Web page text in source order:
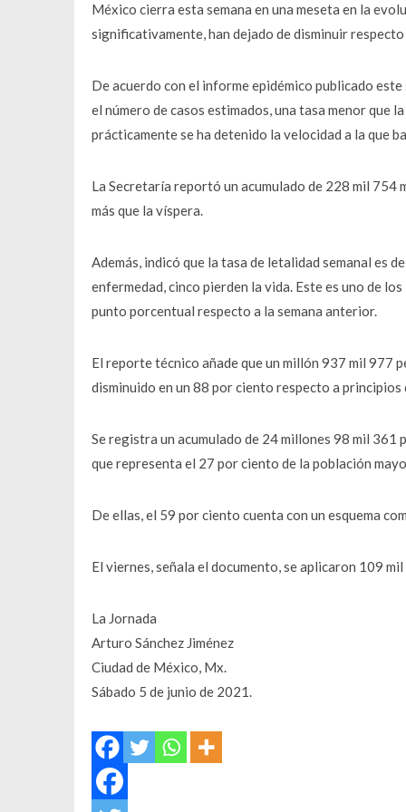
México cierra esta semana en una meseta en la
significativamente, han dejado de disminuir respecto
De acuerdo con el informe epidémico publicado
el número de casos estimados, una tasa menor que
prácticamente se ha detenido la velocidad a la que
La Secretaría reportó un acumulado de 228 mil 754
más que la víspera.
Además, indicó que la tasa de letalidad semanal es
enfermedad, cinco pierden la vida. Este es uno de
punto porcentual respecto a la semana anterior.
El reporte técnico añade que un millón 937 mil 977
disminuido en un 88 por ciento respecto a
Se registra un acumulado de 24 millones 98 mil 361
que representa el 27 por ciento de la población
De ellas, el 59 por ciento cuenta con un esquema
El viernes, señala el documento, se aplicaron 109
La Jornada
Arturo Sánchez Jiménez
Ciudad de México, Mx.
Sábado 5 de junio de 2021.